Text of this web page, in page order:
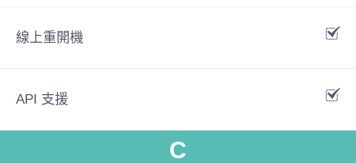
線上重開機
API 支援
C